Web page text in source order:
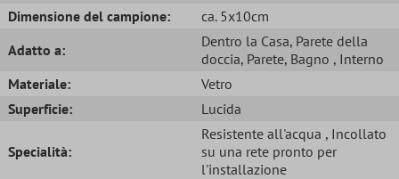
Dimensione del campione:
ca. 5x10cm
Adatto a:
Dentro la Casa, Parete della
doccia, Parete, Bagno , Interno
Materiale:
Vetro
Superficie:
Lucida
Specialità:
Resistente all'acqua , Incollato
su una rete pronto per
l'installazione